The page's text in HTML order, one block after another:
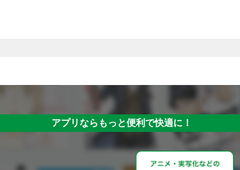
アプリならもっと便利で快適に！